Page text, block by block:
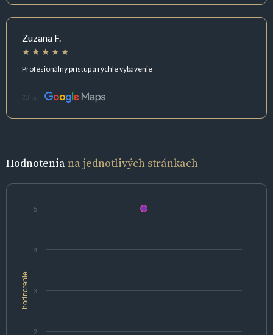
Zuzana F.
Profesionálny prístup a rýchle vybavenie
Zdroj:
Hodnoteniana jednotlivých stránkach
hodnotenie
2
3
4
5